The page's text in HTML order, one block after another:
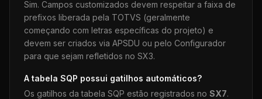
Sim. Campos customizados devem respeitar a faixa de
prefixos liberada pela TOTVS (geralmente
começando com letras específicas do projeto) e
devem ser criados via APSDU ou pelo Configurador
para que sejam refletidos no SX3.
A tabela SQP possui gatilhos automáticos?
Os gatilhos da tabela SQP estão registrados no SX7.